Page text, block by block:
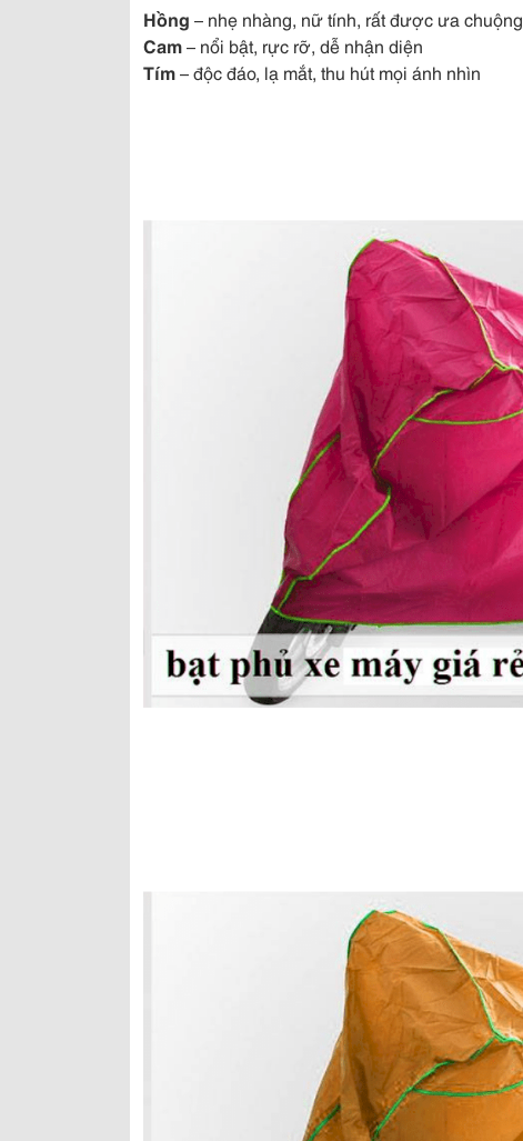
Hồng – nhẹ nhàng, nữ tính, rất được ưa chuộng
Cam– nổi bật, rực rỡ, dễ nhận diện
Tím– độc đáo, lạ mắt, thu hút mọi ánh nhìn